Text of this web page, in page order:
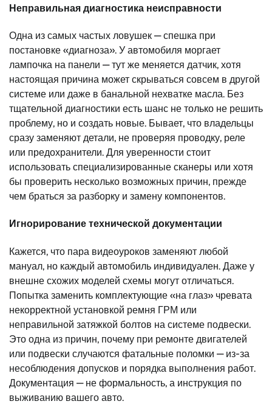
Неправильная диагностика неисправности
Одна из самых частых ловушек — спешка при
постановке «диагноза». У автомобиля моргает
лампочка на панели — тут же меняется датчик, хотя
настоящая причина может скрываться совсем в другой
системе или даже в банальной нехватке масла. Без
тщательной диагностики есть шанс не только не решить
проблему, но и создать новые. Бывает, что владельцы
сразу заменяют детали, не проверяя проводку, реле
или предохранители. Для уверенности стоит
использовать специализированные сканеры или хотя
бы проверить несколько возможных причин, прежде
чем браться за разборку и замену компонентов.
Игнорирование технической документации
Кажется, что пара видеоуроков заменяют любой
мануал, но каждый автомобиль индивидуален. Даже у
внешне схожих моделей схемы могут отличаться.
Попытка заменить комплектующие «на глаз» чревата
некорректной установкой ремня ГРМ или
неправильной затяжкой болтов на системе подвески.
Это одна из причин, почему при ремонте двигателей
или подвески случаются фатальные поломки — из-за
несоблюдения допусков и порядка выполнения работ.
Документация — не формальность, а инструкция по
выживанию вашего авто.